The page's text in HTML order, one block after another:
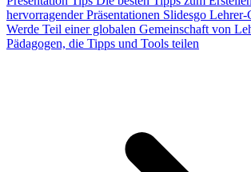
hervorragender Präsentationen Slidesgo
Werde Teil einer globalen Gemeinschaft von
Pädagogen, die Tipps und Tools teilen